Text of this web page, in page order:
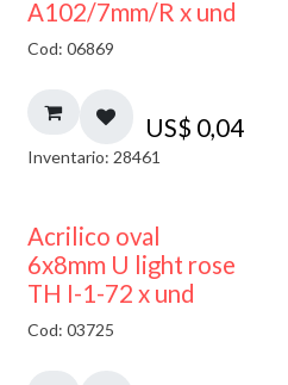
A102/7mm/R x und
Cod: 06869
US$ 0,04
Inventario: 28461
50% DESCUENTO
Acrilico oval
6x8mm U light rose
TH I-1-72 x und
Cod: 03725